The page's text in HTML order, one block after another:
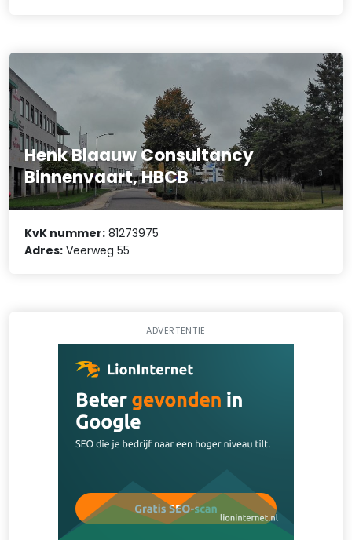
Henk Blaauw Consultancy
Binnenvaart, HBCB
KvK nummer: 81273975
Adres: Veerweg 55
ADVERTENTIE